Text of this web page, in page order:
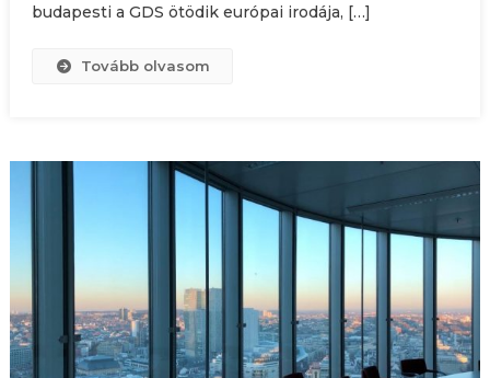
budapesti a GDS ötödik európai irodája, […]
Tovább olvasom